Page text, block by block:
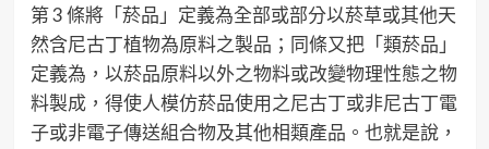
第 3 條將「菸品」定義為全部或部分以菸草或其他天
然含尼古丁植物為原料之製品；同條又把「類菸品」
定義為，以菸品原料以外之物料或改變物理性態之物
料製成，得使人模仿菸品使用之尼古丁或非尼古丁電
子或非電子傳送組合物及其他相類產品。也就是說，